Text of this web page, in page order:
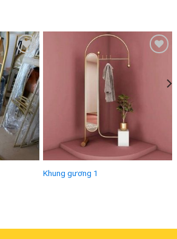
Add to
wishlist
Khung gương 1